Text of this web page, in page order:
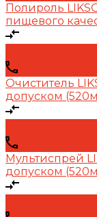
Полироль
пищевого
Очиститель
допуском
Мультиспрей
допуском